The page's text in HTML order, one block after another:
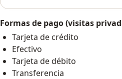
Formas de pago (visitas
Tarjeta de crédito
Efectivo
Tarjeta de débito
Transferencia